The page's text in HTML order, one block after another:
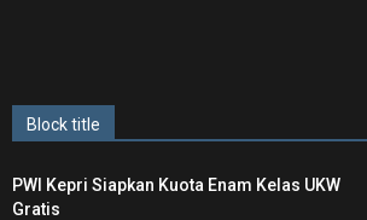
Block title
PWI Kepri Siapkan Kuota Enam Kelas UKW
Gratis